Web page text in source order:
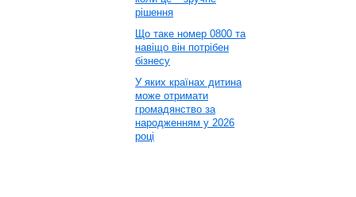
рішення
Що таке номер 0800 та
навіщо він потрібен
бізнесу
У яких країнах дитина
може отримати
громадянство за
народженням у 2026
році